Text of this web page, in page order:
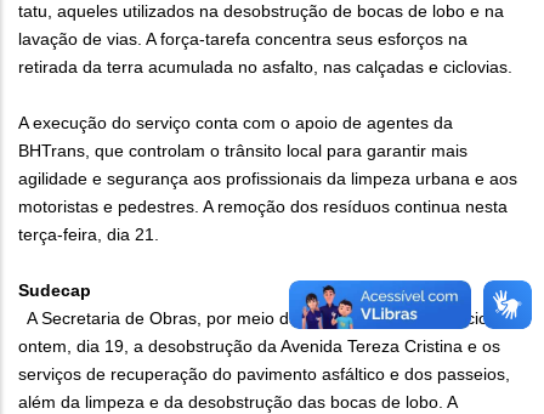
tatu, aqueles utilizados na desobstrução de bocas de lobo e na
lavação de vias. A força-tarefa concentra seus esforços na
retirada da terra acumulada no asfalto, nas calçadas e ciclovias.
A execução do serviço conta com o apoio de agentes da
BHTrans, que controlam o trânsito local para garantir mais
agilidade e segurança aos profissionais da limpeza urbana e aos
motoristas e pedestres. A remoção dos resíduos continua nesta
terça-feira, dia 21.
Sudecap
A Secretaria de Obras, por meio da Sudecap, também iniciou
ontem, dia 19, a desobstrução da Avenida Tereza Cristina e os
serviços de recuperação do pavimento asfáltico e dos passeios,
além da limpeza e da desobstrução das bocas de lobo. A